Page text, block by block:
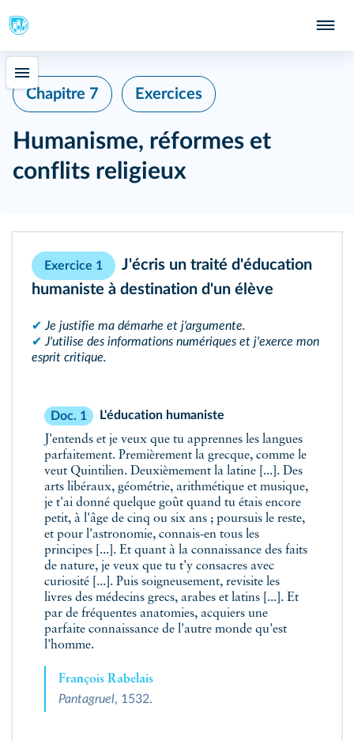
Chapitre 7 Exercices
Humanisme, réformes et
conflits religieux
Exercice 1
J'écris un traité d'éducation
humaniste à destination d'un élève
✔ Je justifie ma démarhe et j'argumente.
✔ J'utilise des informations numériques et j'exerce mon
esprit critique.
Doc. 1
L'éducation humaniste
J'entends et je veux que tu apprennes les langues
parfaitement. Premièrement la grecque, comme le
veut Quintilien. Deuxièmement la latine [...]. Des
arts libéraux, géométrie, arithmétique et musique,
je t'ai donné quelque goût quand tu étais encore
petit, à l'âge de cinq ou six ans ; poursuis le reste,
et pour l'astronomie, connais-en tous les
principes [...]. Et quant à la connaissance des faits
de nature, je veux que tu t'y consacres avec
curiosité [...]. Puis soigneusement, revisite les
livres des médecins grecs, arabes et latins [...]. Et
par de fréquentes anatomies, acquiers une
parfaite connaissance de l'autre monde qu'est
l'homme.
François Rabelais
Pantagruel, 1532.